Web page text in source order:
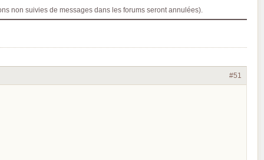
non suivies de messages dans les forums seront annulées).
#51